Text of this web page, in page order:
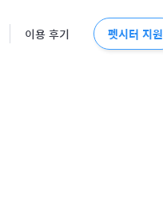
이용 후기 펫시터 지원